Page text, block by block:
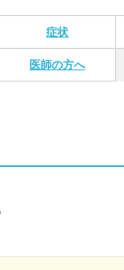
症状
医師の方へ